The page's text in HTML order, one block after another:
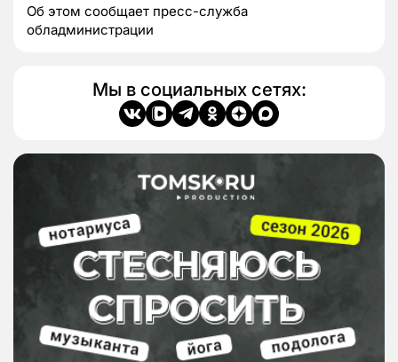
Об этом сообщает пресс-служба
обладминистрации
Мы в социальных сетях: